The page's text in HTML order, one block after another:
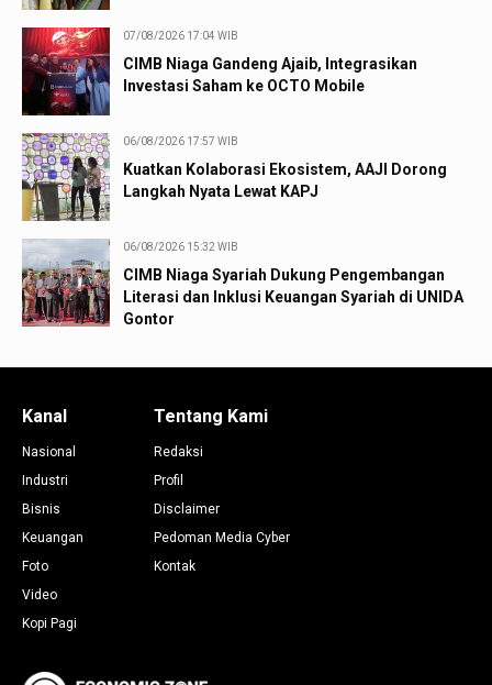
07/08/2026 17:04 WIB
CIMB Niaga Gandeng Ajaib, Integrasikan
Investasi Saham ke OCTO Mobile
06/08/2026 17:57 WIB
Kuatkan Kolaborasi Ekosistem, AAJI Dorong
Langkah Nyata Lewat KAPJ
06/08/2026 15:32 WIB
CIMB Niaga Syariah Dukung Pengembangan
Literasi dan Inklusi Keuangan Syariah di UNIDA
Gontor
Kanal
Nasional
Industri
Bisnis
Keuangan
Foto
Video
Kopi Pagi
Tentang Kami
Redaksi
Profil
Disclaimer
Pedoman Media Cyber
Kontak